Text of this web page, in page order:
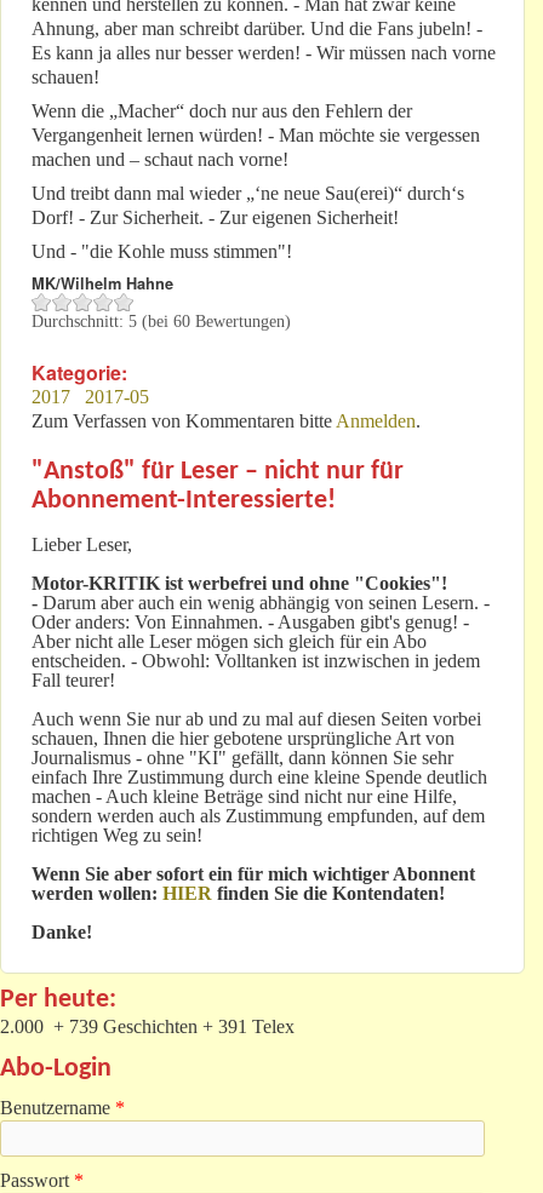
kennen und herstellen zu können. - Man hat zwar keine
Ahnung, aber man schreibt darüber. Und die Fans jubeln! -
Es kann ja alles nur besser werden! - Wir müssen nach vorne
schauen!
Wenn die „Macher“ doch nur aus den Fehlern der
Vergangenheit lernen würden! - Man möchte sie vergessen
machen und – schaut nach vorne!
Und treibt dann mal wieder „‘ne neue Sau(erei)“ durch‘s
Dorf! - Zur Sicherheit. - Zur eigenen Sicherheit!
Und - "die Kohle muss stimmen"!
MK/Wilhelm Hahne
Durchschnitt: 5 (bei 60 Bewertungen)
Kategorie:
2017
2017-05
Zum Verfassen von Kommentaren bitte Anmelden.
"Anstoß" für Leser – nicht nur für
Abonnement-Interessierte!
Lieber Leser,
Motor-KRITIK ist werbefrei und ohne "Cookies"!
- Darum aber auch ein wenig abhängig von seinen Lesern. -
Oder anders: Von Einnahmen. - Ausgaben gibt's genug! -
Aber nicht alle Leser mögen sich gleich für ein Abo
entscheiden. - Obwohl: Volltanken ist inzwischen in jedem
Fall teurer!
Auch wenn Sie nur ab und zu mal auf diesen Seiten vorbei
schauen, Ihnen die hier gebotene ursprüngliche Art von
Journalismus - ohne "KI" gefällt, dann können Sie sehr
einfach Ihre Zustimmung durch eine kleine Spende deutlich
machen - Auch kleine Beträge sind nicht nur eine Hilfe,
sondern werden auch als Zustimmung empfunden, auf dem
richtigen Weg zu sein!
Wenn Sie aber sofort ein für mich wichtiger Abonnent
werden wollen: HIER finden Sie die Kontendaten!
Danke!
Per heute:
2.000 + 739 Geschichten + 391 Telex
Abo-Login
Benutzername *
Passwort *